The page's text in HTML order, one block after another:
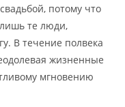
потому что
лишь те люди,
В течение полвека
жизненные
мгновению